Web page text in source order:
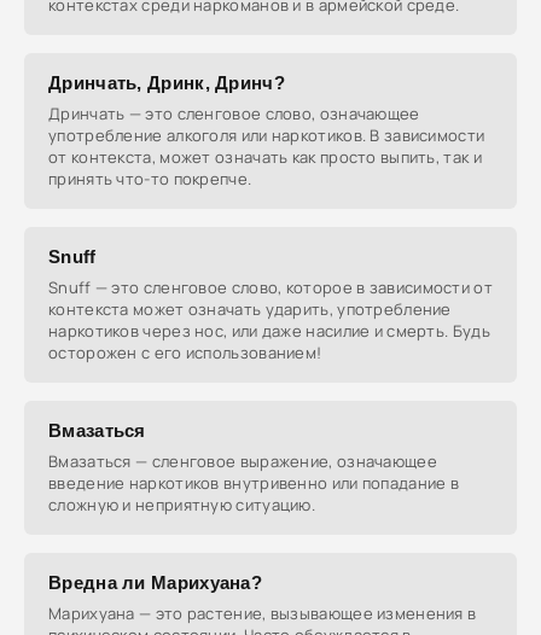
контекстах среди наркоманов и в армейской среде.
Дринчать, Дринк, Дринч?
Дринчать — это сленговое слово, означающее
употребление алкоголя или наркотиков. В зависимости
от контекста, может означать как просто выпить, так и
принять что-то покрепче.
Snuff
Snuff — это сленговое слово, которое в зависимости от
контекста может означать ударить, употребление
наркотиков через нос, или даже насилие и смерть. Будь
осторожен с его использованием!
Вмазаться
Вмазаться — сленговое выражение, означающее
введение наркотиков внутривенно или попадание в
сложную и неприятную ситуацию.
Вредна ли Марихуана?
Марихуана — это растение, вызывающее изменения в